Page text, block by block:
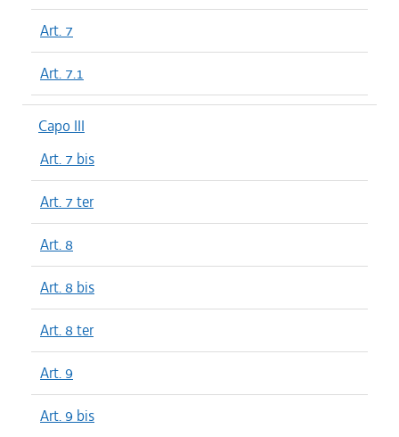
Art. 7
Art. 7.1
Capo III
Art. 7 bis
Art. 7 ter
Art. 8
Art. 8 bis
Art. 8 ter
Art. 9
Art. 9 bis